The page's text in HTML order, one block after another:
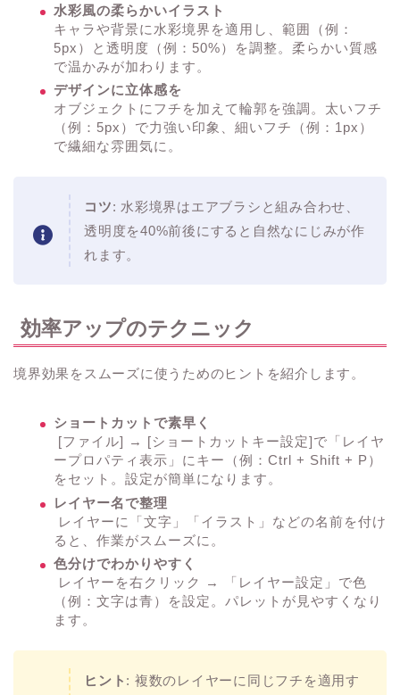
水彩風の柔らかいイラスト
キャラや背景に水彩境界を適用し、範囲（例：
5px）と透明度（例：50%）を調整。柔らかい質感
で温かみが加わります。
デザインに立体感を
オブジェクトにフチを加えて輪郭を強調。太いフチ
（例：5px）で力強い印象、細いフチ（例：1px）
で繊細な雰囲気に。
コツ: 水彩境界はエアブラシと組み合わせ、
透明度を40%前後にすると自然なにじみが作
れます。
効率アップのテクニック
境界効果をスムーズに使うためのヒントを紹介します。
ショートカットで素早く
[ファイル] → [ショートカットキー設定]で「レイヤ
ープロパティ表示」にキー（例：Ctrl + Shift + P）
をセット。設定が簡単になります。
レイヤー名で整理
レイヤーに「文字」「イラスト」などの名前を付け
ると、作業がスムーズに。
色分けでわかりやすく
レイヤーを右クリック → 「レイヤー設定」で色
（例：文字は青）を設定。パレットが見やすくなり
ます。
ヒント : 複数のレイヤーに同じフチを適用す